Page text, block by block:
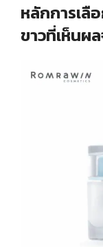
หลักการเลื
ขาวที่เห็นผ